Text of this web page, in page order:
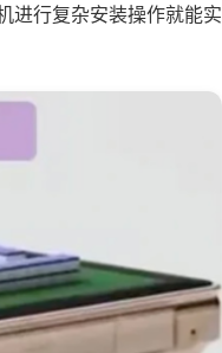
进行复杂安装操作就能实